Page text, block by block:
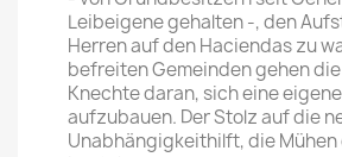
Leibeigene gehalten -, den
Herren auf den Haciendas zu
befreiten Gemeinden gehen
Knechte daran, sich eine
aufzubauen. Der Stolz auf die
Unabhängig­keithilft, die